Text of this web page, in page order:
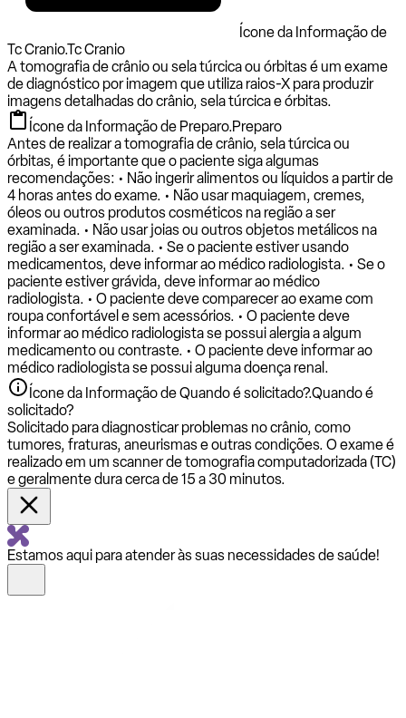
Ícone da Informação de
Tc Cranio.Tc Cranio
A tomografia de crânio ou sela túrcica ou órbitas é um exame
de diagnóstico por imagem que utiliza raios-X para produzir
imagens detalhadas do crânio, sela túrcica e órbitas.
Ícone da Informação de Preparo.Preparo
Antes de realizar a tomografia de crânio, sela túrcica ou
órbitas, é importante que o paciente siga algumas
recomendações: • Não ingerir alimentos ou líquidos a partir de
4 horas antes do exame. • Não usar maquiagem, cremes,
óleos ou outros produtos cosméticos na região a ser
examinada. • Não usar joias ou outros objetos metálicos na
região a ser examinada. • Se o paciente estiver usando
medicamentos, deve informar ao médico radiologista. • Se o
paciente estiver grávida, deve informar ao médico
radiologista. • O paciente deve comparecer ao exame com
roupa confortável e sem acessórios. • O paciente deve
informar ao médico radiologista se possui alergia a algum
medicamento ou contraste. • O paciente deve informar ao
médico radiologista se possui alguma doença renal.
Ícone da Informação de Quando é solicitado?.Quando é
solicitado?
Solicitado para diagnosticar problemas no crânio, como
tumores, fraturas, aneurismas e outras condições. O exame é
realizado em um scanner de tomografia computadorizada (TC)
e geralmente dura cerca de 15 a 30 minutos.
Estamos aqui para atender às suas necessidades de saúde!